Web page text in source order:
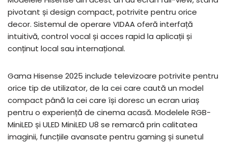
pivotant și design compact, potrivite pentru orice
decor. Sistemul de operare VIDAA oferă interfață
intuitivă, control vocal și acces rapid la aplicații și
conținut local sau internațional.
Gama Hisense 2025 include televizoare potrivite pentru
orice tip de utilizator, de la cei care caută un model
compact până la cei care își doresc un ecran uriaș
pentru o experiență de cinema acasă. Modelele RGB-
MiniLED și ULED MiniLED U8 se remarcă prin calitatea
imaginii, funcțiile avansate pentru gaming și sunetul